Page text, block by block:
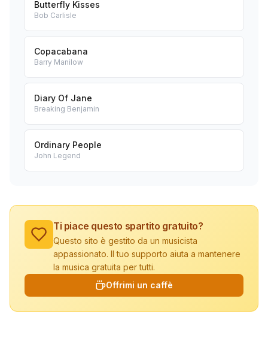
Butterfly Kisses
Bob Carlisle
Copacabana
Barry Manilow
Diary Of Jane
Breaking Benjamin
Ordinary People
John Legend
Ti piace questo spartito gratuito?
Questo sito è gestito da un musicista
appassionato. Il tuo supporto aiuta a mantenere
la musica gratuita per tutti.
Offrimi un caffè